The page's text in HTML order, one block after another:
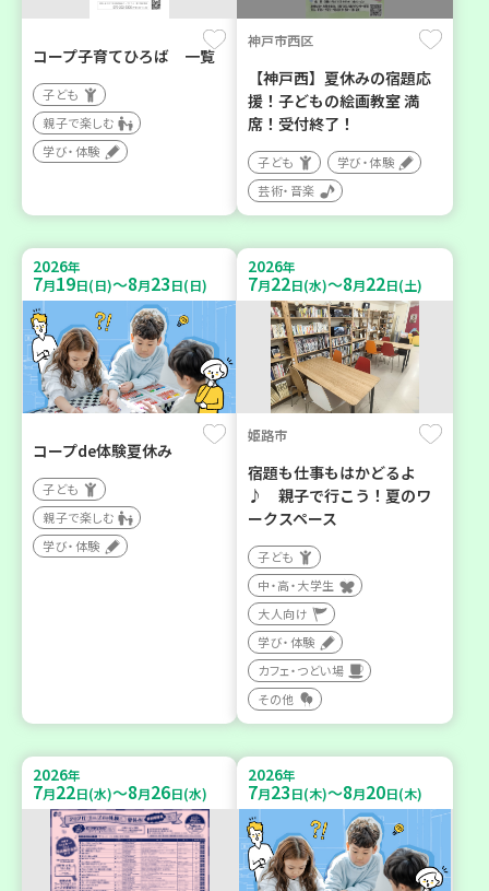
コープ子育てひろば 一覧
子ども
親子で楽しむ
学び・体験
神戸市西区
【神戸西】夏休みの宿題応
援！子どもの絵画教室 満
席！受付終了！
子ども
学び・体験
芸術・音楽
2026年
7月19日(日)～8月23日(日)
コープde体験夏休み
子ども
親子で楽しむ
学び・体験
2026年
7月22日(水)～8月22日(土)
姫路市
宿題も仕事もはかどるよ
♪ 親子で行こう！夏のワ
ークスペース
子ども
中・高・大学生
大人向け
学び・体験
カフェ・つどい場
その他
2026年
7月22日(水)～8月26日(水)
2026年
7月23日(木)～8月20日(木)